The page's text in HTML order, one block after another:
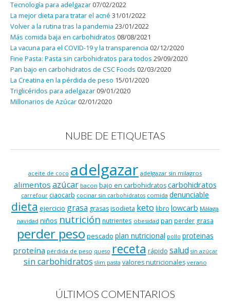
Tecnología para adelgazar 07/02/2022
La mejor dieta para tratar el acné 31/01/2022
Volver a la rutina tras la pandemia 23/01/2022
Más comida baja en carbohidratos 08/08/2021
La vacuna para el COVID-19 y la transparencia 02/12/2020
Fine Pasta: Pasta sin carbohidratos para todos 29/09/2020
Pan bajo en carbohidratos de CSC Foods 02/03/2020
La Creatina en la pérdida de peso 15/01/2020
Triglicéridos para adelgazar 09/01/2020
Millonarios de Azúcar 02/01/2020
NUBE DE ETIQUETAS
aceite de coco adelgazar adelgazar sin milagros
alimentos azúcar bacon bajo en carbohidratos carbohidratos
carrefour ciaocarb cocinar sin carbohidratos comida denunciable
dieta ejercicio grasa grasasisodieta keto libro lowcarb Málaga
navidad niños nutrición nutrientes obesidad pan perder grasa
perder peso pescado plan nutricional pollo proteinas
proteína pérdida de peso queso receta rápido salud sin azúcar
sin carbohidratos slim pasta valores nutricionales verano
ÚLTIMOS COMENTARIOS